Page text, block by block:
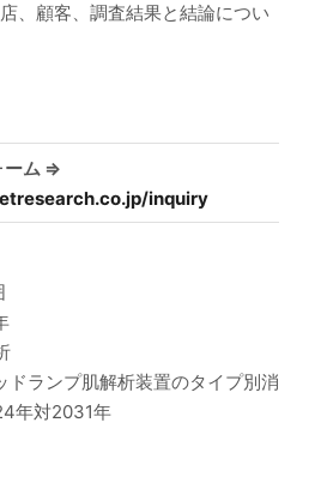
、顧客、調査結果と結論につい
ーム ⇒
inquiry
ドランプ肌解析装置のタイプ別消
年対2031年